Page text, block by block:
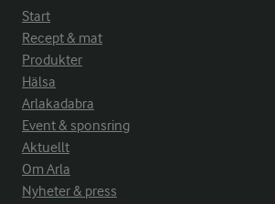
Start
Recept & mat
Produkter
Hälsa
Arlakadabra
Event & sponsring
Aktuellt
Om Arla
Nyheter & press